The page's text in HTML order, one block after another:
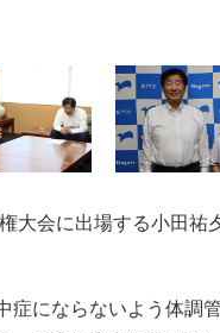
大会に出場する小田祐
症にならないよう体調